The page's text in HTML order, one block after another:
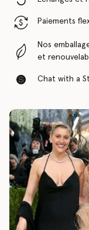
Paiements
Nos
et
Chat with a